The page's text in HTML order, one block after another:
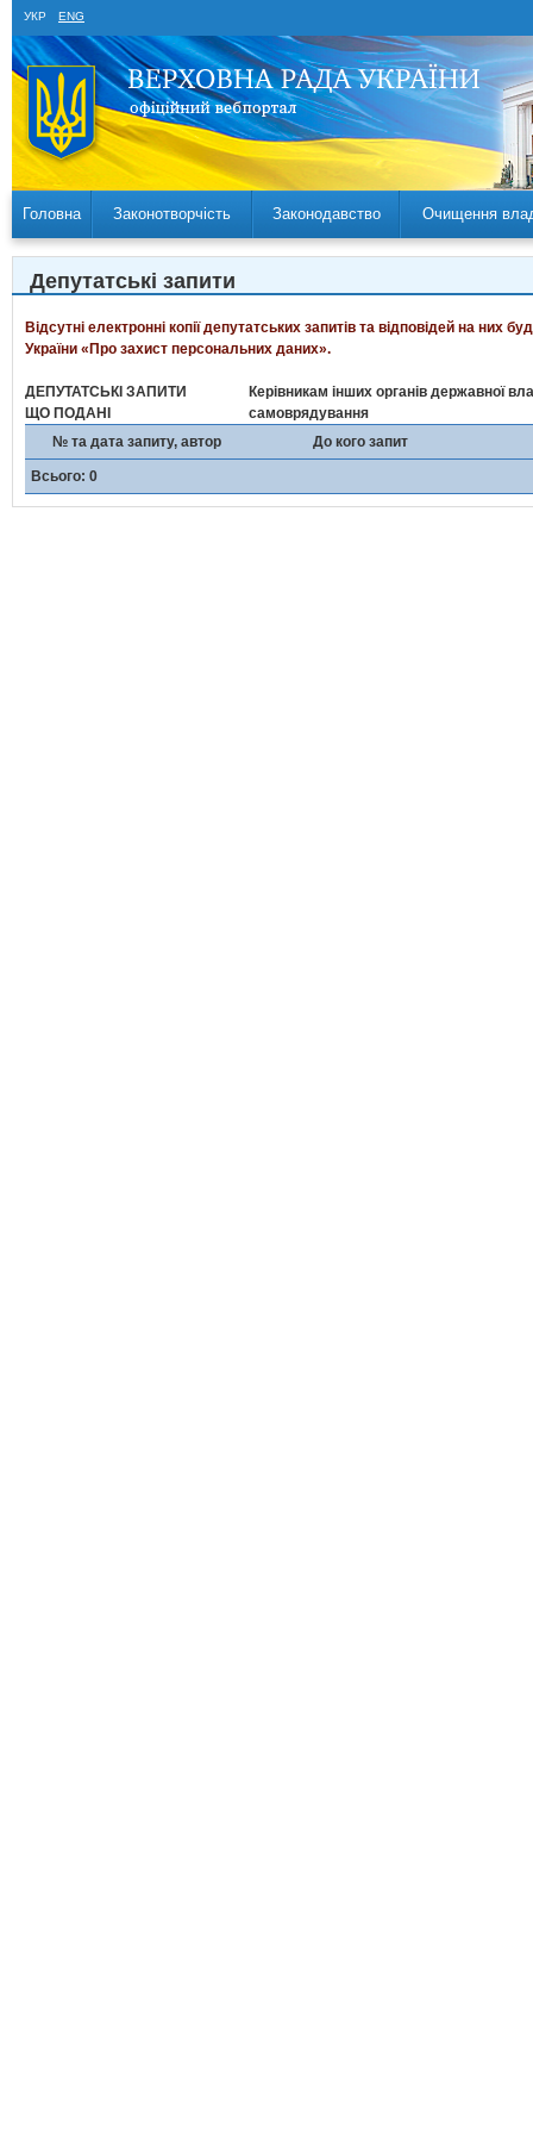
УКР ENG
Головна Законотворчість Законодавство Очищення
Депутатські запити
Відсутні електронні копії депутатських запитів та відповідей на
України «Про захист персональних даних».
ДЕПУТАТСЬКІ ЗАПИТИ
ЩО ПОДАНІ
Керівникам інших органів державної
самоврядування
№ та дата запиту, автор
До кого запит
Всього: 0